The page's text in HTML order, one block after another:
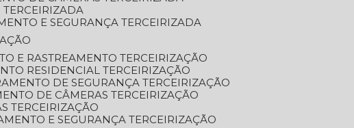
TERCEIRIZADA
E SEGURANÇA TERCEIRIZADA
E RASTREAMENTO TERCEIRIZAÇÃO
RESIDENCIAL TERCEIRIZAÇÃO
DE SEGURANÇA TERCEIRIZAÇÃO
DE CÂMERAS TERCEIRIZAÇÃO
TERCEIRIZAÇÃO
E SEGURANÇA TERCEIRIZAÇÃO